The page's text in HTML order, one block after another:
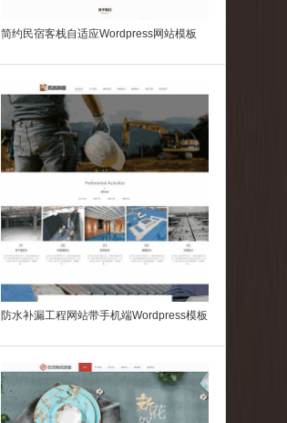
简约民宿客栈自适应Wordpress网站模板
防水补漏工程网站带手机端Wordpress模板